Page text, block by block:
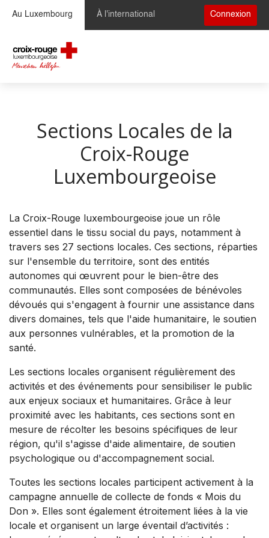
Au Luxembourg À l'international Connexion
Sections Locales de la
Croix-Rouge
Luxembourgeoise
La Croix-Rouge luxembourgeoise joue un rôle
essentiel dans le tissu social du pays, notamment à
travers ses 27 sections locales. Ces sections, réparties
sur l'ensemble du territoire, sont des entités
autonomes qui œuvrent pour le bien-être des
communautés. Elles sont composées de bénévoles
dévoués qui s'engagent à fournir une assistance dans
divers domaines, tels que l'aide humanitaire, le soutien
aux personnes vulnérables, et la promotion de la
santé.
Les sections locales organisent régulièrement des
activités et des événements pour sensibiliser le public
aux enjeux sociaux et humanitaires. Grâce à leur
proximité avec les habitants, ces sections sont en
mesure de récolter les besoins spécifiques de leur
région, qu'il s'agisse d'aide alimentaire, de soutien
psychologique ou d'accompagnement social.
Toutes les sections locales participent activement à la
campagne annuelle de collecte de fonds « Mois du
Don ». Elles sont également étroitement liées à la vie
locale et organisent un large éventail d’activités :